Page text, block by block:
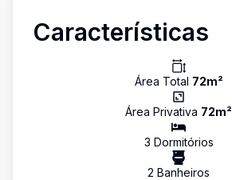
Características
Área Total 72m²
Área Privativa 72m²
3 Dormitórios
2 Banheiros